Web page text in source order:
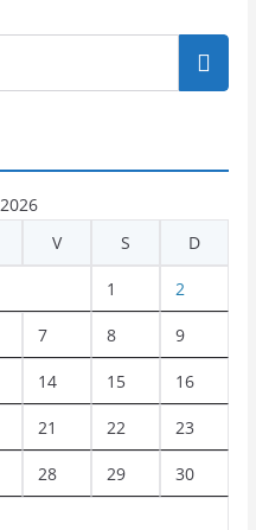
V S D
1 2
7 8 9
14 15 16
21 22 23
28 29 30